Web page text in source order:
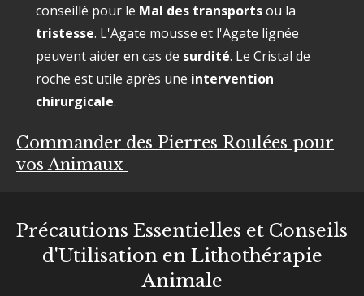
conseillé pour le Mal des transportsou la
tristesse. L'Agate mousse et l'Agate lignée
peuvent aider en cas de surdité. Le Cristal de
roche est utile après une intervention
chirurgicale.
Commander des Pierres Roulées pour
vos Animaux
Précautions Essentielles et Conseils
d'Utilisation en Lithothérapie
Animale